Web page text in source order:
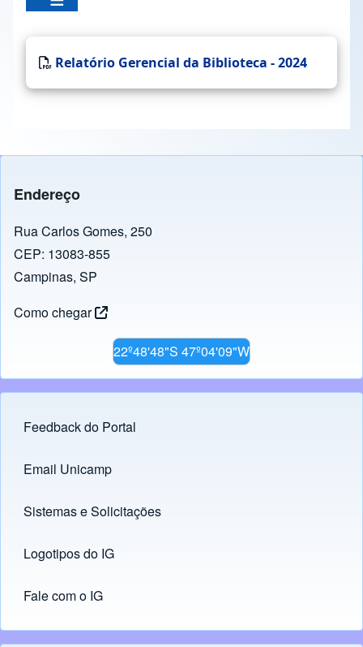
Relatório Gerencial da Biblioteca - 2024
Endereço
Rua Carlos Gomes, 250
CEP: 13083-855
Campinas, SP
Como chegar
22º48'48"S 47º04'09"W
Footer menu
Feedback do Portal
Links
Email Unicamp
(opens in new tab)
Sistemas e Solicitações
(opens in new tab)
Logotipos do IG
(opens in new tab)
Fale com o IG